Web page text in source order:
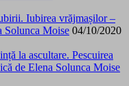
Iubirea vrăjmașilor –
Solunca Moise 04/10/2020
la ascultare. Pescuirea
de Elena Solunca Moise